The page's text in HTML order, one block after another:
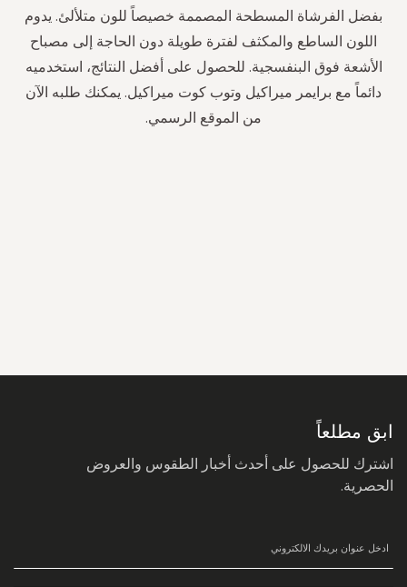
بفضل الفرشاة المسطحة المصممة خصيصاً للون متلألئ. يدوم
اللون الساطع والمكثف لفترة طويلة دون الحاجة إلى مصباح
الأشعة فوق البنفسجية. للحصول على أفضل النتائج، استخدميه
دائماً مع برايمر ميراكيل وتوب كوت ميراكيل. يمكنك طلبه الآن
من الموقع الرسمي.
ابق مطلعاً
اشترك للحصول على أحدث أخبار الطقوس والعروض
الحصرية.